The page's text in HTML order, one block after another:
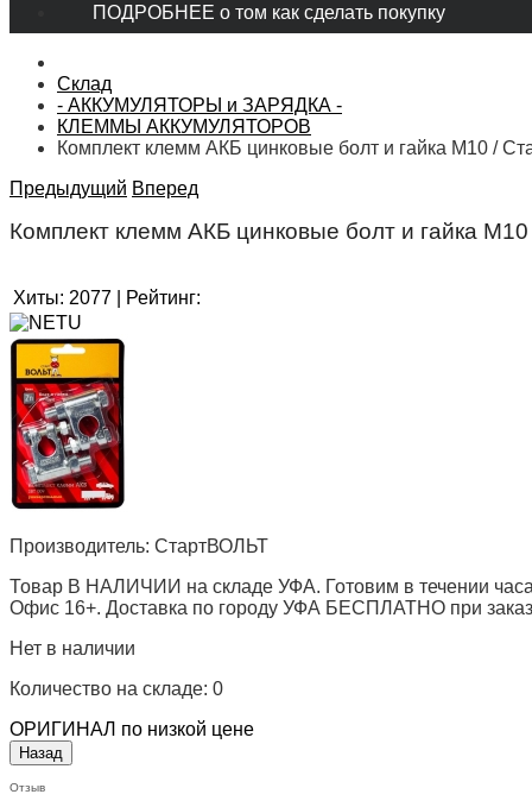
ПОДРОБНЕЕ о том как сделать покупку
Склад
- АККУМУЛЯТОРЫ и ЗАРЯДКА -
КЛЕММЫ АККУМУЛЯТОРОВ
Комплект клемм АКБ цинковые болт и гайка М10 /
Предыдущий Вперед
Комплект клемм АКБ цинковые болт и гайка
Хиты: 2077 Рейтинг:
Производитель: СтартВОЛЬТ
Товар В НАЛИЧИИ на складе УФА. Готовим в течении
Офис 16+. Доставка по городу УФА БЕСПЛАТНО при
Нет в наличии
Количество на складе: 0
ОРИГИНАЛ по низкой цене
Отзыв